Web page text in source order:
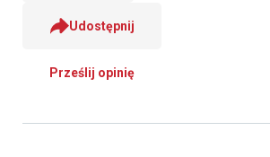
Udostępnij
Prześlij opinię